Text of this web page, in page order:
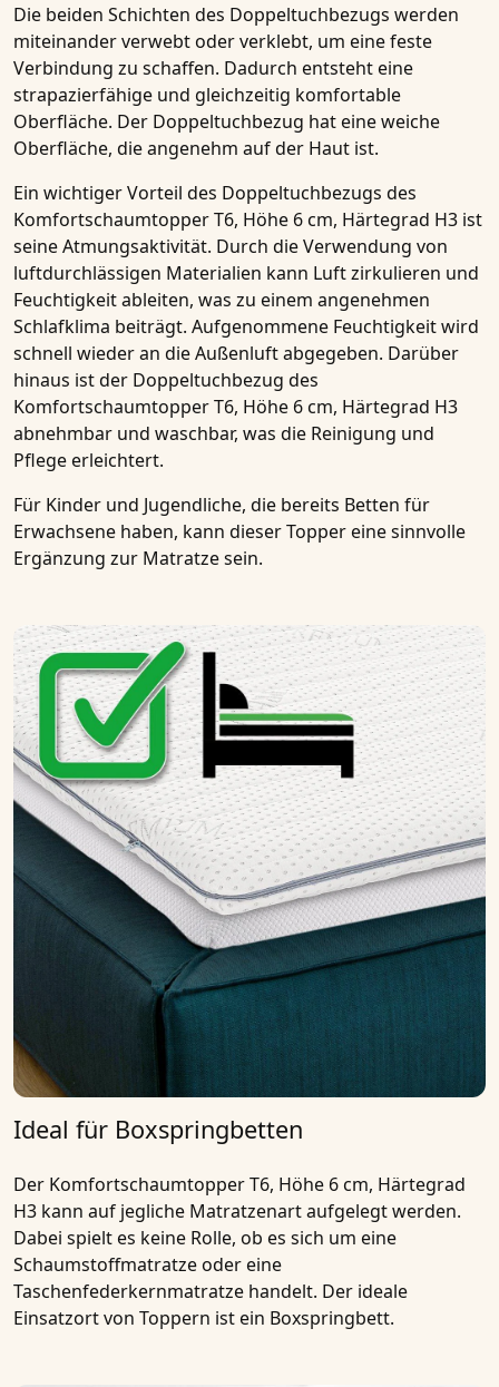
Die beiden Schichten des Doppeltuchbezugs werden
miteinander verwebt oder verklebt, um eine feste
Verbindung zu schaffen. Dadurch entsteht eine
strapazierfähige und gleichzeitig komfortable
Oberfläche. Der Doppeltuchbezug hat eine weiche
Oberfläche, die angenehm auf der Haut ist.
Ein wichtiger Vorteil des Doppeltuchbezugs des
Komfortschaumtopper T6, Höhe 6 cm, Härtegrad H3 ist
seineAtmungsaktivität. Durch die Verwendung von
luftdurchlässigen Materialien kann Luft zirkulieren und
Feuchtigkeit ableiten, was zu einem angenehmen
Schlafklima beiträgt. Aufgenommene Feuchtigkeit wird
schnell wieder an die Außenluft abgegeben. Darüber
hinaus ist der Doppeltuchbezug des
Komfortschaumtopper T6, Höhe 6 cm, Härtegrad H3
abnehmbar und waschbar, was die Reinigung und
Pflege erleichtert.
Für Kinder und Jugendliche, die bereits Betten für
Erwachsene haben, kann dieser Topper eine sinnvolle
Ergänzung zur Matratze sein.
Ideal für Boxspringbetten
Der Komfortschaumtopper T6, Höhe 6 cm, Härtegrad
H3 kann auf jegliche Matratzenart aufgelegt werden.
Dabei spielt es keine Rolle, ob es sich um eine
Schaumstoffmatratze oder eine
Taschenfederkernmatratze handelt. Der ideale
Einsatzort von Toppern ist ein Boxspringbett.